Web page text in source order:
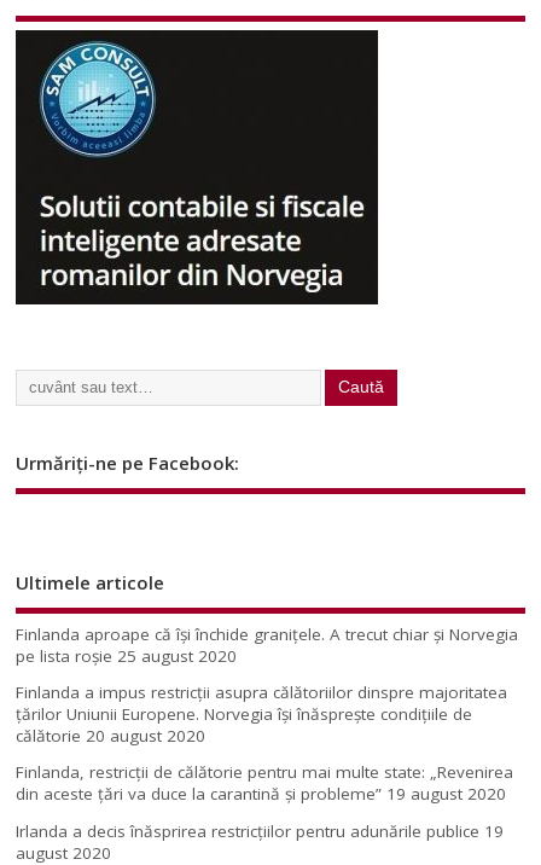
Urmăriți-ne pe Facebook:
Ultimele articole
Finlanda aproape că își închide granițele. A trecut chiar și Norvegia
pe lista roșie 25 august 2020
Finlanda a impus restricţii asupra călătoriilor dinspre majoritatea
ţărilor Uniunii Europene. Norvegia își înăsprește condițiile de
călătorie 20 august 2020
Finlanda, restricţii de călătorie pentru mai multe state: „Revenirea
din aceste ţări va duce la carantină şi probleme” 19 august 2020
Irlanda a decis înăsprirea restricțiilor pentru adunările publice 19
august 2020